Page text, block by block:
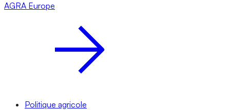
AGRA Europe
Politique agricole